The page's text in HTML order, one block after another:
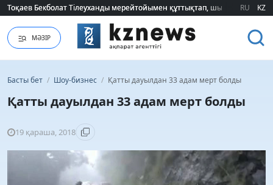
Тоқаев Бекболат Тілеуханды мерейтойымен құттықтап, шығармашылық
Тоқаев Бекболат Тілеуханды мерейтойымен құттықтап, шығармашылық
RU KZ
МӘЗІР
Басты бет / Шоу-бизнес / Қатты дауылдан 33 адам мерт болды
Қатты дауылдан 33 адам мерт болды
19 қараша, 2018